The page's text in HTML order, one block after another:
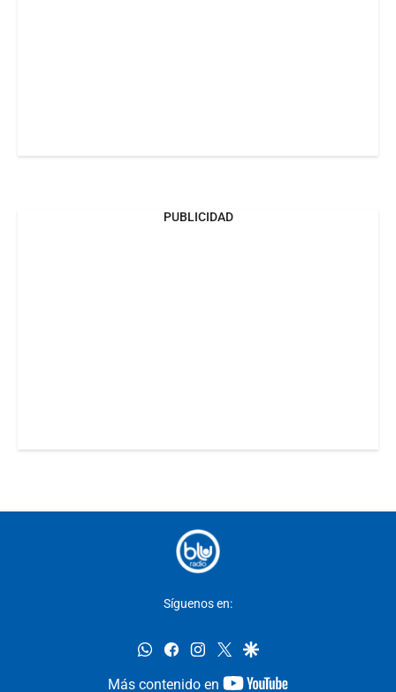
PUBLICIDAD
Síguenos en:
whatsappfacebookinstagram
twittergoogle
Más contenido en
youtube-